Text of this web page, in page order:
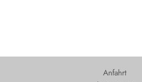
Anfahrt